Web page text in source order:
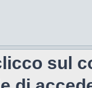
sul